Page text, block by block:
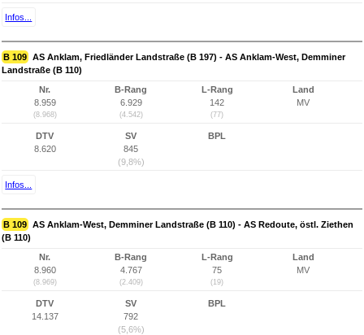
Infos...
B 109 AS Anklam, Friedländer Landstraße (B 197) - AS Anklam-West, Demminer
Landstraße (B 110)
Nr.
8.959
(8.968)
B-Rang
6.929
(4.542)
L-Rang
142
(77)
Land
MV
DTV
8.620
SV
845
(9,8%)
BPL
Infos...
B 109 AS Anklam-West, Demminer Landstraße (B 110) - AS Redoute, östl. Ziethen
(B 110)
Nr.
8.960
(8.969)
B-Rang
4.767
(2.409)
L-Rang
75
(19)
Land
MV
DTV
14.137
SV
792
(5,6%)
BPL